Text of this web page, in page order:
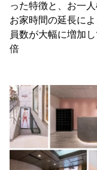
った特徴と、お一
お家時間の延長に
員数が大幅に増加
倍